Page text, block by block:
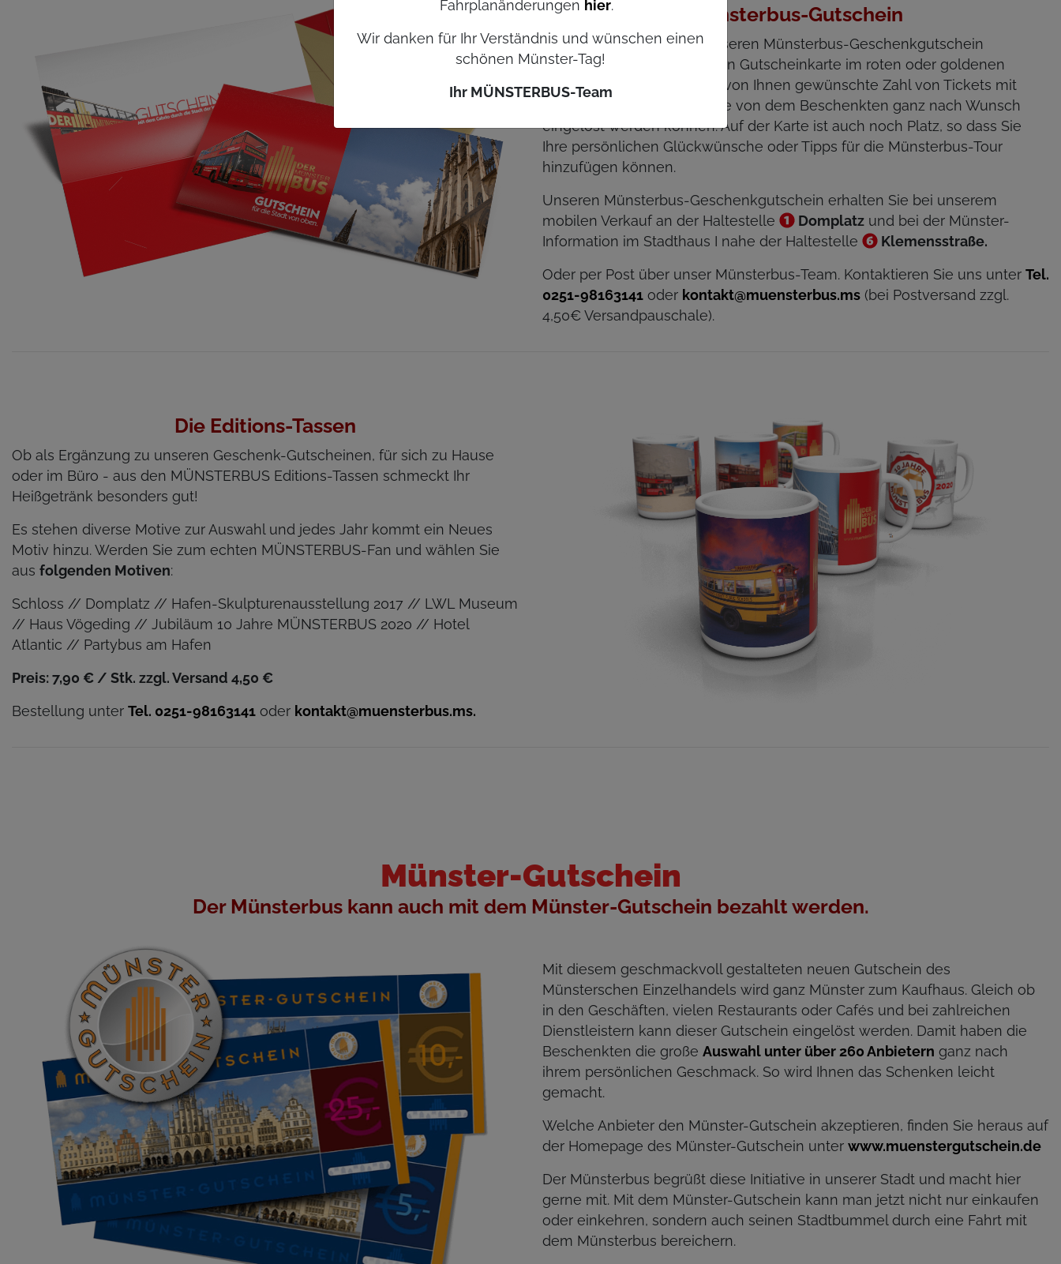
Münsterbus-Gutschein
Gerne können Sie auch unseren Münsterbus-Geschenkgutschein
bekommen: Mit der schönen Gutscheinkarte im roten oder goldenen
Umschlag erhalten Sie die von Ihnen gewünschte Zahl von Tickets mit
freiem Gültigkeitsdatum, die von dem Beschenkten ganz nach Wunsch
eingelöst werden können. Auf der Karte ist auch noch Platz, so dass Sie
Ihre persönlichen Glückwünsche oder Tipps für die Münsterbus-Tour
hinzufügen können.
Unseren Münsterbus-Geschenkgutschein erhalten Sie bei unserem
mobilen Verkauf an der Haltestelle
Domplatz und bei der Münster-
Information im Stadthaus I nahe der Haltestelle
Klemensstraße.
Oder per Post über unser Münsterbus-Team. Kontaktieren Sie uns unter Tel.
0251-98163141 oder kontakt@muensterbus.ms (bei Postversand zzgl.
4,50€ Versandpauschale).
Die Editions-Tassen
Ob als Ergänzung zu unseren Geschenk-Gutscheinen, für sich zu Hause
oder im Büro - aus den MÜNSTERBUS Editions-Tassen schmeckt Ihr
Heißgetränk besonders gut!
Es stehen diverse Motive zur Auswahl und jedes Jahr kommt ein Neues
Motiv hinzu. Werden Sie zum echten MÜNSTERBUS-Fan und wählen Sie
aus folgenden Motiven:
Schloss // Domplatz // Hafen-Skulpturenausstellung 2017 // LWL Museum
// Haus Vögeding // Jubiläum 10 Jahre MÜNSTERBUS 2020 // Hotel
Atlantic // Partybus am Hafen
Preis: 7,90 € / Stk. zzgl. Versand 4,50 €
Bestellung unter Tel. 0251-98163141 oder kontakt@muensterbus.ms.
Münster-Gutschein
Der Münsterbus kann auch mit dem Münster-Gutschein bezahlt werden.
Mit diesem geschmackvoll gestalteten neuen Gutschein des
Münsterschen Einzelhandels wird ganz Münster zum Kaufhaus. Gleich ob
in den Geschäften, vielen Restaurants oder Cafés und bei zahlreichen
Dienstleistern kann dieser Gutschein eingelöst werden. Damit haben die
Beschenkten die große Auswahl unter über 260 Anbietern ganz nach
ihrem persönlichen Geschmack. So wird Ihnen das Schenken leicht
gemacht.
Welche Anbieter den Münster-Gutschein akzeptieren, finden Sie heraus auf
der Homepage des Münster-Gutschein unter www.muenstergutschein.de
Der Münsterbus begrüßt diese Initiative in unserer Stadt und macht hier
gerne mit. Mit dem Münster-Gutschein kann man jetzt nicht nur einkaufen
oder einkehren, sondern auch seinen Stadtbummel durch eine Fahrt mit
dem Münsterbus bereichern.
Fahrplanänderungen hier.
Wir danken für Ihr Verständnis und wünschen einen
schönen Münster-Tag!
Ihr MÜNSTERBUS-Team